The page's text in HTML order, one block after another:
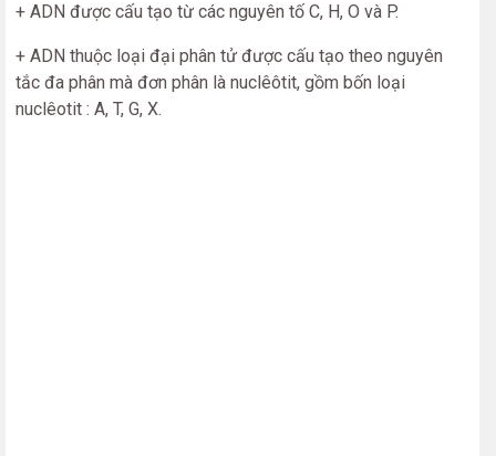
+ ADN được cấu tạo từ các nguyên tố C, H, O và P.
+ ADN thuộc loại đại phân tử được cấu tạo theo nguyên
tắc đa phân mà đơn phân là nuclêôtit, gồm bốn loại
nuclêotit : A, T, G, X.